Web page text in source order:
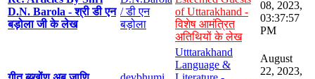
D.N. Barola - श्री डी एन
बड़ोला जी के लेख
/ डी एन
बड़ोला
of Uttarakhand -
विशेष आमंत्रित
अतिथियों के लेख
08, 2023,
03:37:57
PM
Utttarakhand
Language &
August
22, 2023,